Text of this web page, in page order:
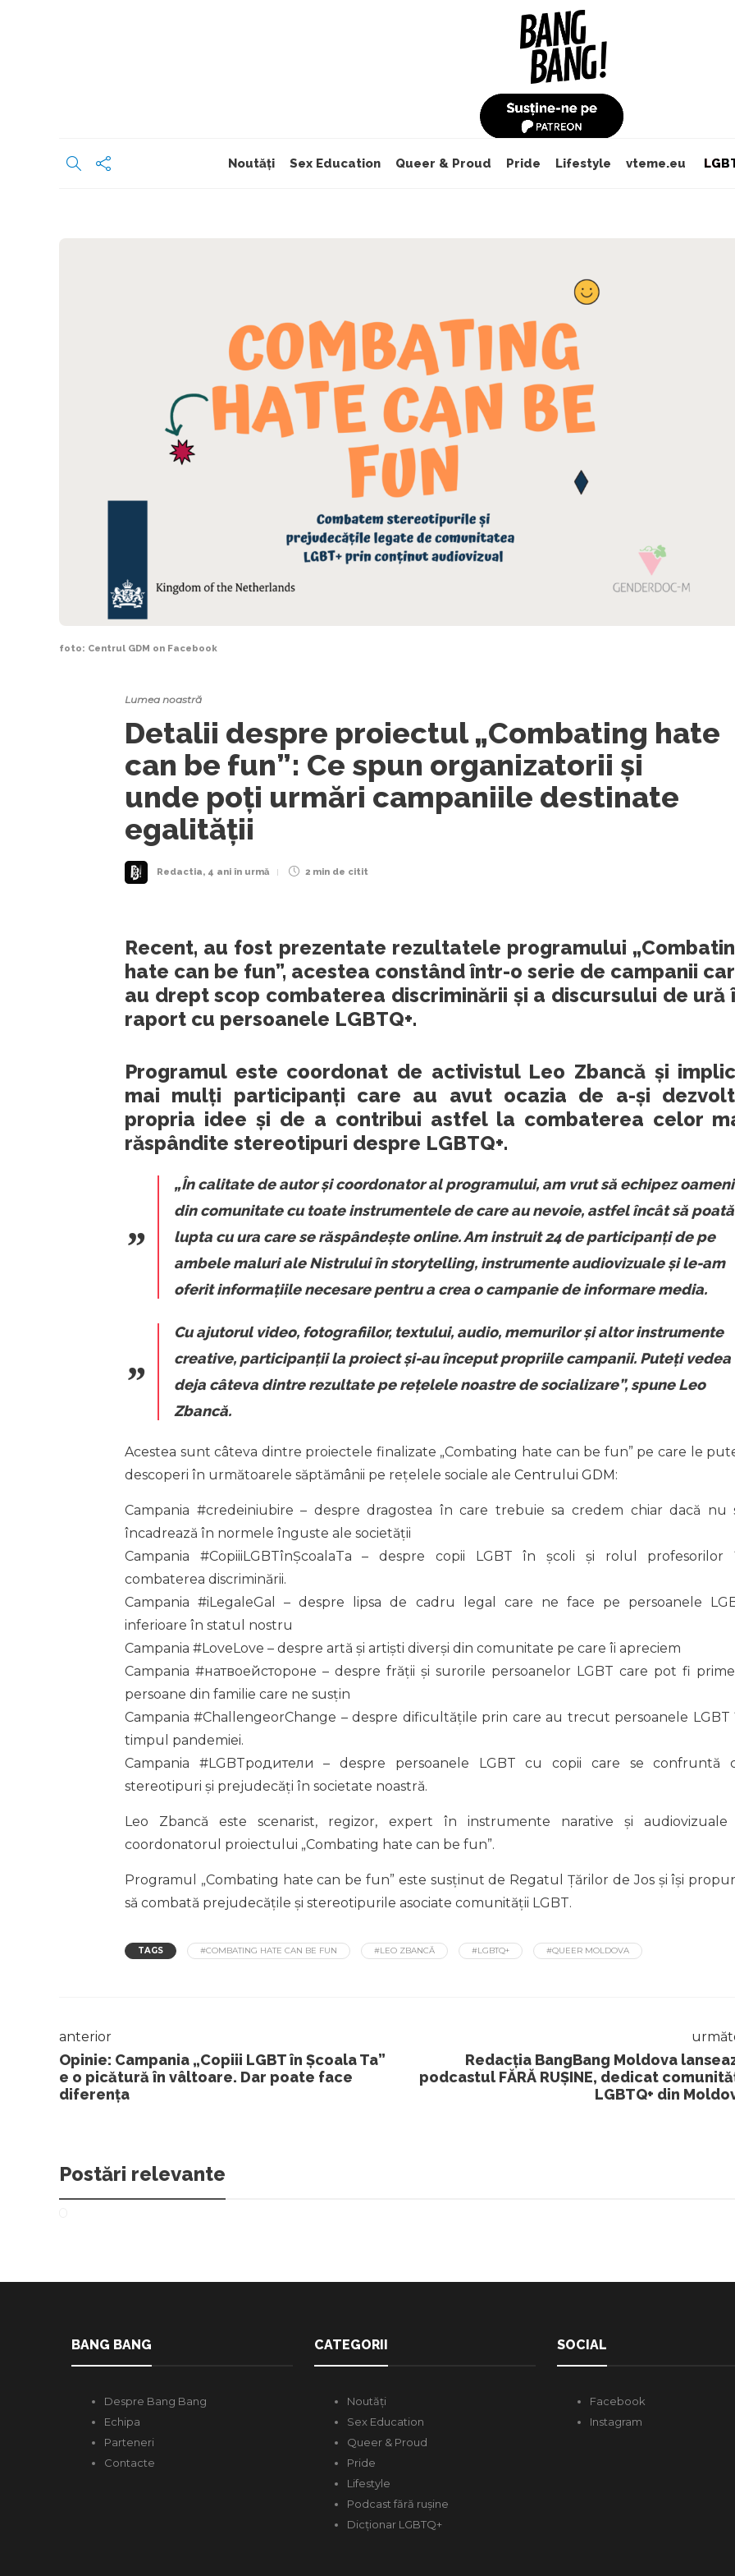
Noutăți Sex Education Queer & Proud Pride Lifestyle vteme.eu
foto: Centrul GDM on Facebook
Lumea noastră
Detalii despre proiectul „Combating hate
can be fun”: Ce spun organizatorii și
unde poți urmări campaniile destinate
egalității
Redactia, 4 ani în urmă 2 min de citit
Recent, au fost prezentate rezultatele programului
hate can be fun”, acestea constând într-o serie de campanii
au drept scop combaterea discriminării și a discursului de ură
raport cu persoanele LGBTQ+.
Programul este coordonat de activistul Leo Zbancă și
mai mulți participanți care au avut ocazia de a-și
propria idee și de a contribui astfel la combaterea celor
răspândite stereotipuri despre LGBTQ+.
„În calitate de autor și coordonator al programului, am vrut să echipez
din comunitate cu toate instrumentele de care au nevoie, astfel încât să poată
lupta cu ura care se răspândește online. Am instruit 24 de participanți de pe
ambele maluri ale Nistrului în storytelling, instrumente audiovizuale și le-am
oferit informațiile necesare pentru a crea o campanie de informare media.
Cu ajutorul video, fotografiilor, textului, audio, memurilor și altor instrumente
creative, participanții la proiect și-au început propriile campanii. Puteți vedea
deja câteva dintre rezultate pe rețelele noastre de socializare”, spune Leo
Zbancă.
Acestea sunt câteva dintre proiectele finalizate „Combating hate can be fun” pe care le
descoperi în următoarele săptămânii pe rețelele sociale ale Centrului GDM:
Campania #credeiniubire – despre dragostea în care trebuie sa credem chiar dacă nu
încadrează în normele înguste ale societății
Campania #CopiiiLGBTînȘcoalaTa – despre copii LGBT în școli și rolul profesorilor
combaterea discriminării.
Campania #iLegaleGal – despre lipsa de cadru legal care ne face pe persoanele
inferioare în statul nostru
Campania #LoveLove – despre artă și artiști diverși din comunitate pe care îi apreciem
Campania #натвоейстороне – despre frății și surorile persoanelor LGBT care pot fi
persoane din familie care ne susțin
Campania #ChallengeorChange – despre dificultățile prin care au trecut persoanele LGBT
timpul pandemiei.
Campania #LGBTродители – despre persoanele LGBT cu copii care se confruntă
stereotipuri și prejudecăți în societate noastră.
Leo Zbancă este scenarist, regizor, expert în instrumente narative și audiovizuale
coordonatorul proiectului „Combating hate can be fun”.
Programul „Combating hate can be fun” este susținut de Regatul Țărilor de Jos și își
să combată prejudecățile și stereotipurile asociate comunității LGBT.
TAGS #COMBATING HATE CAN BE FUN #LEO ZBANCĂ #LGBTQ+ #QUEER MOLDOVA
anterior
Opinie: Campania „Copiii LGBT în Școala Ta”
e o picătură în vâltoare. Dar poate face
diferența
Redacția BangBang Moldova
podcastul FĂRĂ RUȘINE, dedicat
LGBTQ+ din
Postări relevante
BANG BANG
Despre Bang Bang
Echipa
Parteneri
Contacte
CATEGORII
Noutăți
Sex Education
Queer & Proud
Pride
Lifestyle
Podcast fără rușine
Dicționar LGBTQ+
SOCIAL
Facebook
Instagram